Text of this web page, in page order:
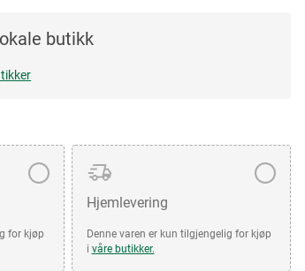
butikk
for kjøp
Hjemlevering
Denne varen er kun tilgjengelig for kjøp
i våre butikker.